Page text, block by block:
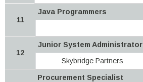
11
Java Programmers
12
Junior System Administrator
Skybridge Partners
Procurement Specialist